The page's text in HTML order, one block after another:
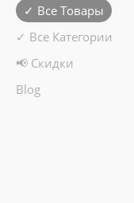
✓ Все Товары
✓ Все Категории
📢 Скидки
Blog